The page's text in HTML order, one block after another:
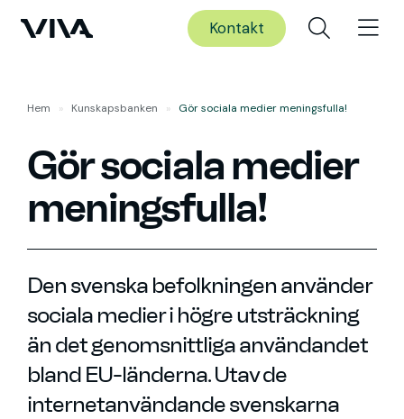
Kontakt
Hem » Kunskaps­banken » Gör sociala medier meningsfulla!
Gör sociala medier
meningsfulla!
Den svenska befolkningen använder
sociala medier i högre utsträckning
än det genomsnittliga användandet
bland EU-länderna. Utav de
internetanvändande svenskarna